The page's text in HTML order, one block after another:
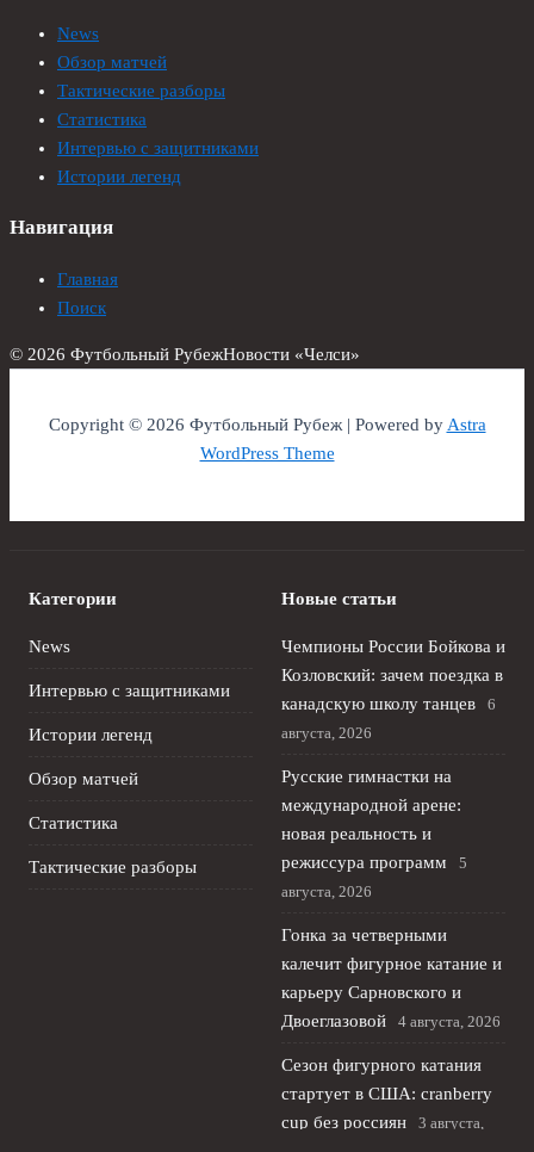
News
Обзор матчей
Тактические разборы
Статистика
Интервью с защитниками
Истории легенд
Навигация
Главная
Поиск
© 2026 Футбольный РубежНовости «Челси»
Copyright © 2026 Футбольный Рубеж | Powered byAstra
WordPress Theme
Категории
News
Интервью с защитниками
Истории легенд
Обзор матчей
Статистика
Тактические разборы
Новые статьи
Чемпионы России Бойкова и
Козловский: зачем поездка в
канадскую школу танцев
6
августа, 2026
Русские гимнастки на
международной арене:
новая реальность и
режиссура программ
5
августа, 2026
Гонка за четверными
калечит фигурное катание и
карьеру Сарновского и
Двоеглазовой
4 августа, 2026
Сезон фигурного катания
стартует в США: cranberry
cup без россиян
3 августа,